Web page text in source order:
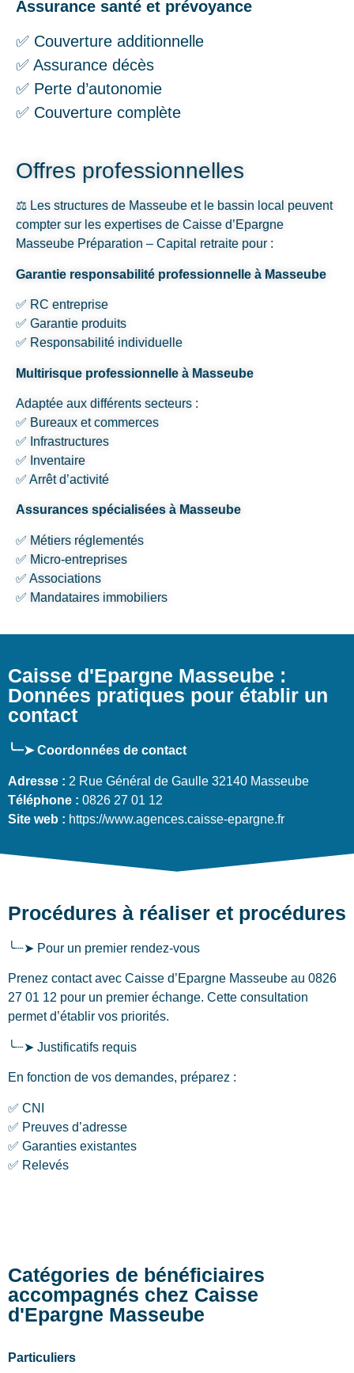
Assurance santé et prévoyance
✅ Couverture additionnelle
✅ Assurance décès
✅ Perte d’autonomie
✅ Couverture complète
Offres professionnelles
⚖️ Les structures de Masseube et le bassin local peuvent
compter sur les expertises de Caisse d’Epargne
Masseube Préparation – Capital retraite pour :
Garantie responsabilité professionnelle à Masseube
✅ RC entreprise
✅ Garantie produits
✅ Responsabilité individuelle
Multirisque professionnelle à Masseube
Adaptée aux différents secteurs :
✅ Bureaux et commerces
✅ Infrastructures
✅ Inventaire
✅ Arrêt d’activité
Assurances spécialisées à Masseube
✅ Métiers réglementés
✅ Micro-entreprises
✅ Associations
✅ Mandataires immobiliers
Caisse d'Epargne Masseube :
Données pratiques pour établir un
contact
╰┈➤ Coordonnées de contact
Adresse : 2 Rue Général de Gaulle 32140 Masseube
Téléphone : 0826 27 01 12
Site web : https://www.agences.caisse-epargne.fr
Procédures à réaliser et procédures
╰┈➤ Pour un premier rendez-vous
Prenez contact avec Caisse d’Epargne Masseube au 0826
27 01 12 pour un premier échange. Cette consultation
permet d’établir vos priorités.
╰┈➤ Justificatifs requis
En fonction de vos demandes, préparez :
✅ CNI
✅ Preuves d’adresse
✅ Garanties existantes
✅ Relevés
Catégories de bénéficiaires
accompagnés chez Caisse
d'Epargne Masseube
Particuliers